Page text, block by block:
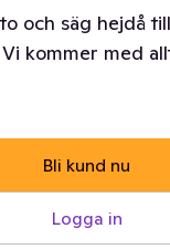
och säg hejdå
kommer med
Bli kund nu
Logga in